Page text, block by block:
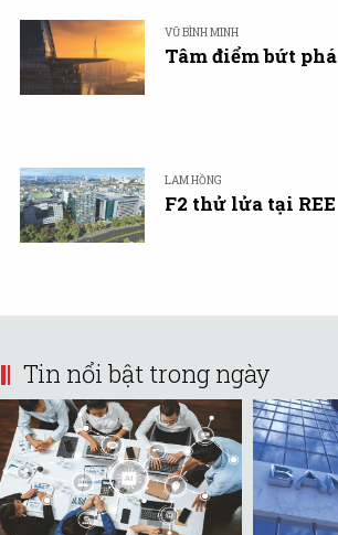
VŨ BÌNH MINH
Tâm điểm bứt phá
LAM HỒNG
F2 thử lửa tại REE
Tin nổi bật trong ngày